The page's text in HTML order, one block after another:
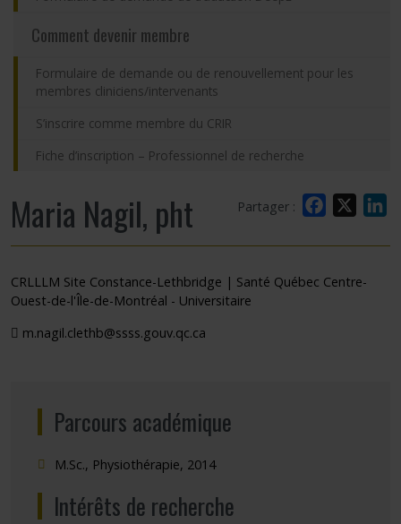
Comment devenir membre
Formulaire de demande ou de renouvellement pour les
membres cliniciens/intervenants
S’inscrire comme membre du CRIR
Fiche d’inscription – Professionnel de recherche
Partager : Facebook
Maria Nagil, pht
CRLLLM Site Constance-Lethbridge | Santé Québec Centre-
Ouest-de-l'Île-de-Montréal - Universitaire
m.nagil.clethb@ssss.gouv.qc.ca
Parcours académique
M.Sc., Physiothérapie, 2014
Intérêts de recherche